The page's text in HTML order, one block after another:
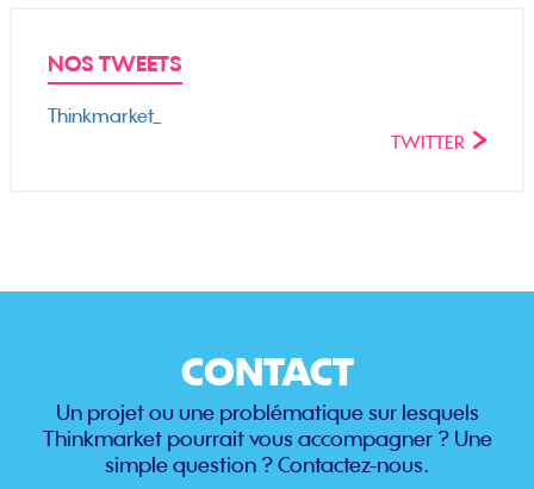
NOS TWEETS
Thinkmarket_
TWITTER
CONTACT
Un projet ou une problématique sur lesquels
Thinkmarket pourrait vous accompagner ? Une
simple question ? Contactez-nous.